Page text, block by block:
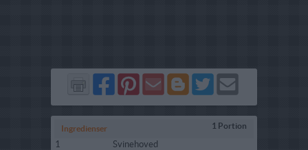
Del
på
Facebook
Del
på
Pinterest
Send
via
GMail
Del
på
Blogger
Del
på
Twitter
Send
Ingredienser 1 Portion
1
Svinehoved